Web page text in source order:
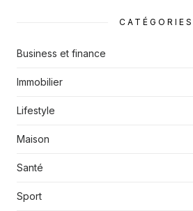
CATÉGORIES
Business et finance
Immobilier
Lifestyle
Maison
Santé
Sport